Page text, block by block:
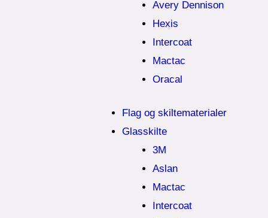
Avery Dennison
Hexis
Intercoat
Mactac
Oracal
Flag og skiltematerialer
Glasskilte
3M
Aslan
Mactac
Intercoat